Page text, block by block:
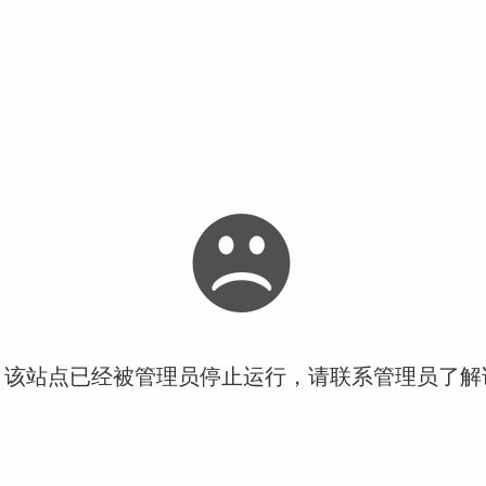
站点已经被管理员停止运行，请联系管理员了